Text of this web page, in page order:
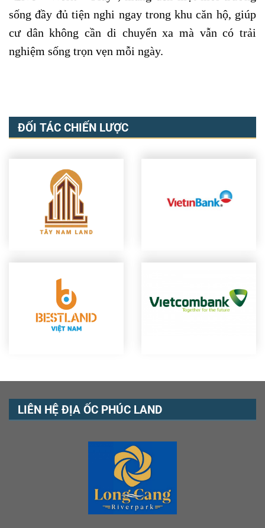
sống đầy đủ tiện nghi ngay trong khu căn hộ, giúp
cư dân không cần di chuyển xa mà vẫn có trải
nghiệm sống trọn vẹn mỗi ngày.
ĐỐI TÁC CHIẾN LƯỢC
LIÊN HỆ ĐỊA ỐC PHÚC LAND